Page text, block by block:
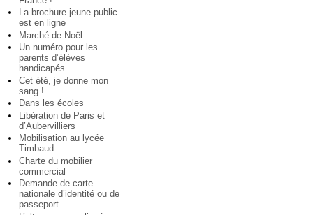
La brochure jeune public
est en ligne
Marché de Noël
Un numéro pour les
parents d’élèves
handicapés.
Cet été, je donne mon
sang !
Dans les écoles
Libération de Paris et
d’Aubervilliers
Mobilisation au lycée
Timbaud
Charte du mobilier
commercial
Demande de carte
nationale d’identité ou de
passeport